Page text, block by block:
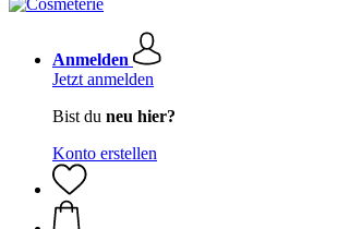
Anmelden
Jetzt anmelden
Bist du neu hier?
Konto erstellen